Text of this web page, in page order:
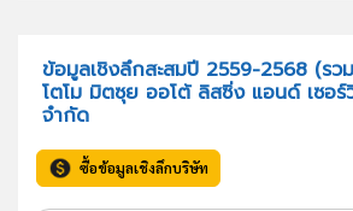
ข้อมูลเชิงลึกสะสมปี 2559-2568 (ร
โตโม มิตซุย ออโต้ ลิสซิ่ง แอนด์ เซอ
จำกัด
ซื้อข้อมูลเชิงลึกบริษัท